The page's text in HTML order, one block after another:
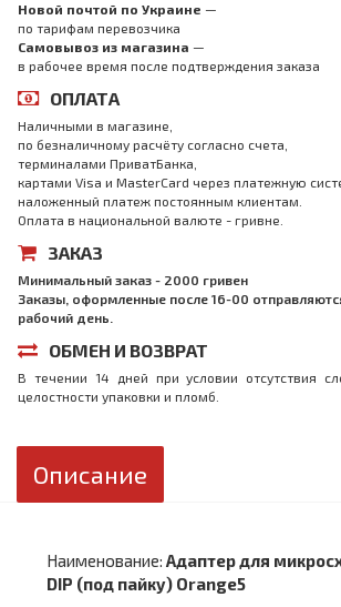
Новой почтой по Украине —
по тарифам перевозчика
Самовывоз из магазина —
в рабочее время после подтверждения заказа
ОПЛАТА
Наличными в магазине,
по безналичному расчёту согласно счета,
терминалами ПриватБанка,
картами Visa и MasterCard через платежную
наложенный платеж постоянным клиентам.
Оплата в национальной валюте - гривне.
ЗАКАЗ
Минимальный заказ - 2000 гривен
Заказы, оформленные после 16-00
рабочий день.
ОБМЕН И ВОЗВРАТ
В течении 14 дней при условии отсутствия
целостности упаковки и пломб.
Описание
Наименование: Адаптер для
DIP (под пайку) Orange5